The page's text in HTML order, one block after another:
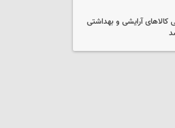
ریالی کالاهای آرایشی و بهداشتی